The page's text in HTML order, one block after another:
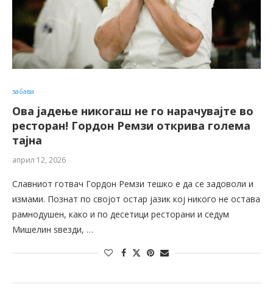
забава
Ова јадење никогаш не го нарачувајте во
ресторан! Гордон Ремзи открива голема
тајна
април 12, 2026
Славниот готвач Гордон Ремзи тешко е да се задоволи и
измами. Познат по својот остар јазик кој никого не остава
рамнодушен, како и по десетици ресторани и седум
Мишелин ѕвезди, …